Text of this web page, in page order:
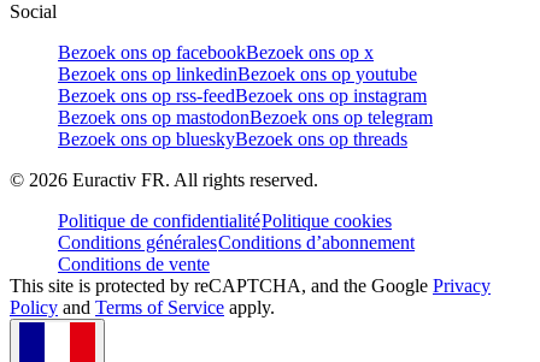
Social
Bezoek ons op facebookBezoek ons op x
Bezoek ons op linkedinBezoek ons op youtube
Bezoek ons op rss-feedBezoek ons op instagram
Bezoek ons op mastodonBezoek ons op telegram
Bezoek ons op blueskyBezoek ons op threads
© 2026 Euractiv FR. All rights reserved.
Politique de confidentialitéPolitique cookies
Conditions généralesConditions d’abonnement
Conditions de vente
This site is protected by reCAPTCHA, and the Google Privacy
Policy and Terms of Service apply.